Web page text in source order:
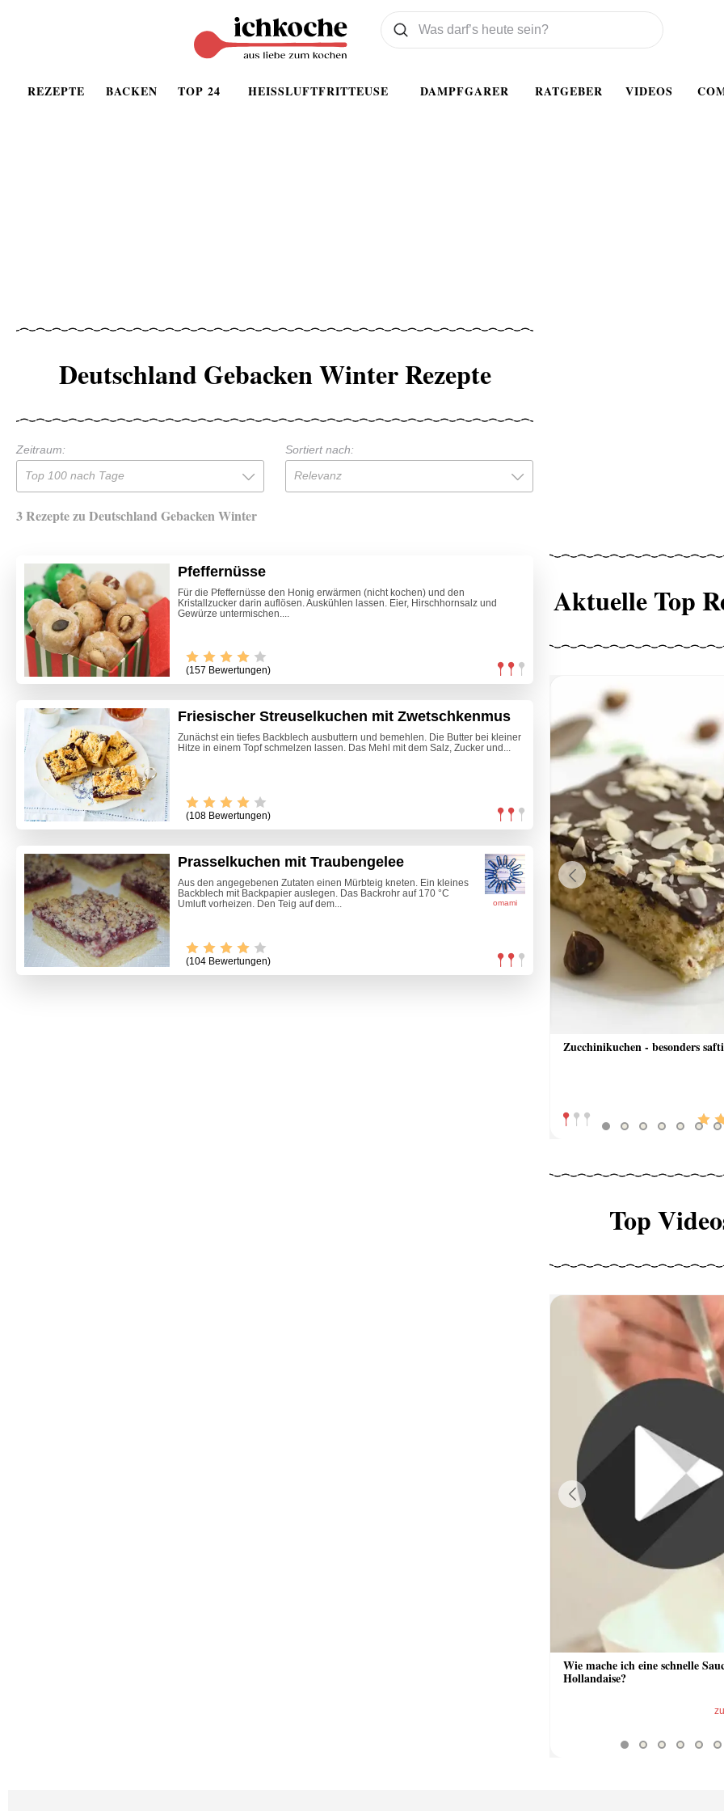
REZEPTE BACKEN TOP 24 HEISSLUFTFRITTEUSE DAMPFGARER RATGEBER VIDEOS
Was wollen Sie suchen
Suchen
Deutschland Gebacken Winter Rezepte
Zeitraum:
Top 100 nach Tage
Sortiert nach:
Relevanz
3 Rezepte zu Deutschland Gebacken Winter
Pfeffernüsse
Für die Pfeffernüsse den Honig erwärmen (nicht kochen) und den
Kristallzucker darin auflösen. Auskühlen lassen. Eier, Hirschhornsalz und
Gewürze untermischen....
(157 Bewertungen)
Friesischer Streuselkuchen mit Zwetschkenmus
Zunächst ein tiefes Backblech ausbuttern und bemehlen. Die Butter bei kleiner
Hitze in einem Topf schmelzen lassen. Das Mehl mit dem Salz, Zucker und...
(108 Bewertungen)
omami
Prasselkuchen mit Traubengelee
Aus den angegebenen Zutaten einen Mürbteig kneten. Ein kleines
Backblech mit Backpapier auslegen. Das Backrohr auf 170 °C
Umluft vorheizen. Den Teig auf dem...
(104 Bewertungen)
Aktuelle Top
Zucchinikuchen - besonders
Previous
Top
Wie mache ich eine schnelle
Hollandaise?
Previous